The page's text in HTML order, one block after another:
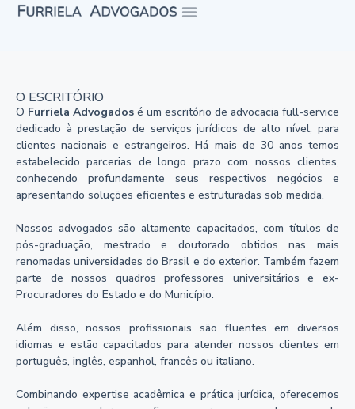
O ESCRITÓRIO
O Furriela Advogados é um escritório de advocacia full-service
dedicado à prestação de serviços jurídicos de alto nível, para
clientes nacionais e estrangeiros. Há mais de 30 anos temos
estabelecido parcerias de longo prazo com nossos clientes,
conhecendo profundamente seus respectivos negócios e
apresentando soluções eficientes e estruturadas sob medida.
Nossos advogados são altamente capacitados, com títulos de
pós-graduação, mestrado e doutorado obtidos nas mais
renomadas universidades do Brasil e do exterior. Também fazem
parte de nossos quadros professores universitários e ex-
Procuradores do Estado e do Município.
Além disso, nossos profissionais são fluentes em diversos
idiomas e estão capacitados para atender nossos clientes em
português, inglês, espanhol, francês ou italiano.
Combinando expertise acadêmica e prática jurídica, oferecemos